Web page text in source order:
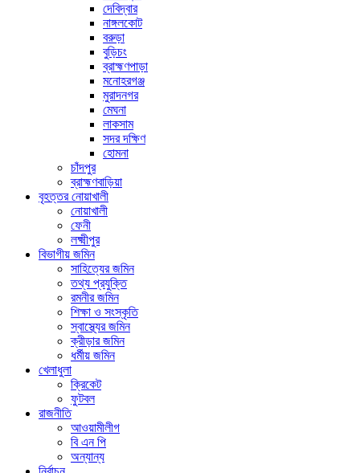
দেবিদ্বার
নাঙ্গলকোট
বরুড়া
বুড়িচং
ব্রাহ্মণপাড়া
মনোহরগঞ্জ
মুরাদনগর
মেঘনা
লাকসাম
সদর দক্ষিণ
হোমনা
চাঁদপুর
ব্রাহ্মণবাড়িয়া
বৃহত্তর নোয়াখালী
নোয়াখালী
ফেনী
লক্ষ্মীপুর
বিভাগীয় জমিন
সাহিত্যের জমিন
তথ্য প্রযুক্তি
রমনীর জমিন
শিক্ষা ও সংস্কৃতি
স্বাস্থ্যের জমিন
ক্রীড়ার জমিন
ধর্মীয় জমিন
খেলাধুলা
ক্রিকেট
ফুটবল
রাজনীতি
আওয়ামীলীগ
বি এন পি
অন্যান্য